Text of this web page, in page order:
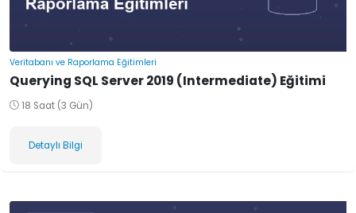
Veritabanı ve Raporlama Eğitimleri
Querying SQL Server 2019 (Intermediate) Eğitimi
18 Saat (3 Gün)
Detaylı Bilgi